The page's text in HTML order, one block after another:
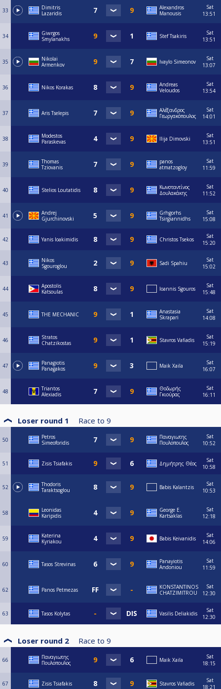
33
Dimitris
Lazaridis
Alexandros
Manousis
Sat
13:51
34
Giwrgos
Smylanakhs
Stef Tsakiris
Sat
13:51
35
Nikolai
Armenkov
Ivaylo Simeonov
Sat
13:07
36 Nikos Korakas
Andreas
Veloudos
Sat
13:54
37 Aris Tselepis
Αλέξανδρος
Γεωργακόπουλος
Sat
14:01
38
Modestos
Paraskevas
Ilija Dimovski
Sat
13:51
39
Thomas
Tziovanis
panos
atmatzogloy
Sat
11:59
40 Stelios Loutatidis
Κωνσταντίνος
Δουλακάκης
Sat
11:52
41
Andrej
Gjurchinovski
Grhgorhs
Tsirgiannidhs
Sat
15:08
42 Yanis Ioakimidis Christos Tsekos
Sat
15:20
43
Nikos
Sgouroglou
Sadi Spahiu
Sat
15:02
44
Apostolis
Katsoulas
Ioannis Sgouros
Sat
15:48
45 THE MECHANIC
Anastasia
Skrapari
Sat
14:08
46
Stratos
Chatzikostas
Stavros Vafiadis
Sat
15:19
47
Panagiotis
Panagakos
Maik Xaila
Sat
16:07
48
Triantos
Alexiadis
Θοδωρής
Γκιούρας
Sat
16:11
Loser round 1 Race to 9
50
Petros
Simeoforidis
Παναγιωτης
Πουλοπουλος
Sat
10:52
51 Zisis Tsiafakis Δημήτρης Θέος
Sat
10:58
52
Thodoris
Taraktsoglou
Babis Kalantzis
Sat
10:53
58
Leonidas
Karipidis
George E.
Kartsaklas
Sat
12:18
59
Katerina
Kyriakou
Babis Keivanidis
Sat
14:06
60 Tasos Strevinas
Panayiotis
Andoniou
Sat
11:59
62 Panos Petmezas
KONSTANTINOS
CHATZIMITROU
Sat
12:30
63 Tasos Kolytas Vasilis Deliakidis
Sat
12:30
Loser round 2 Race to 9
66
Παναγιωτης
Πουλοπουλος
Maik Xaila
Sat
18:15
67 Zisis Tsiafakis Stavros Vafiadis
Sat
18:21